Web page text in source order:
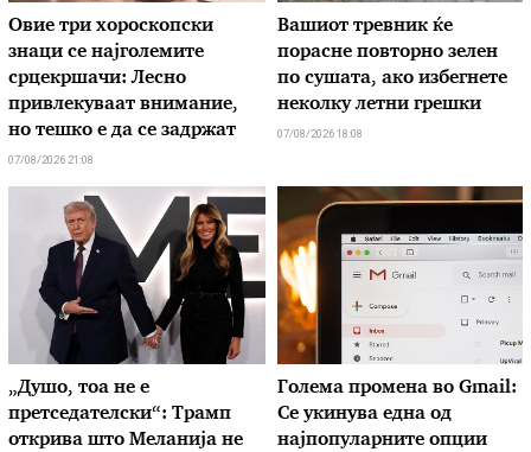
Овие три хороскопски
знаци се најголемите
срцекршачи: Лесно
привлекуваат внимание,
но тешко е да се задржат
07/08/2026 21:08
Вашиот тревник ќе
порасне повторно зелен
по сушата, ако избегнете
неколку летни грешки
07/08/2026 18:08
„Душо, тоа не е
претседателски“: Трамп
открива што Меланија не
Голема промена во Gmail:
Се укинува една од
најпопуларните опции